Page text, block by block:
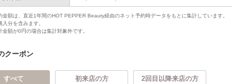
額は、直近1年間のHOT PEPPER Beauty経由のネット予約時データをもとに集計しています。
分を含みます。
額が0円の場合は集計対象外です。
クーポン
すべて 初来店の方 2回目以降来店の方